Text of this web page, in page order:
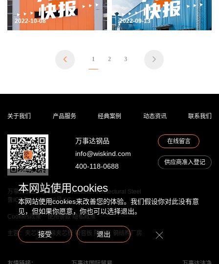
能源动力
生命医药
讯
行业动态
钢知道
职位招聘
联
系
我
通讯地址
在线留言
2022-10-08 2022-09-13
 1 2 3 
关于我们 产品服务 经典案例 动态资讯 联系我们
万事达钢品
info@wiskind.com
400-118-0688
在线留言
供应商准入登记
万事达钢品©版权所有
Wiskind Architectural Steel
鲁ICP备11034856号-17
Cookies政策 使用条款 隐私政策
主营：夹芯板 岩棉夹芯板 吸音板 隔音板 钢结构厂房
本网站使用cookies
本网站使用cookies来改善您的体验。我们假设你对此没有意
见，但如果你愿意，你也可以选择退出。
接受 退出